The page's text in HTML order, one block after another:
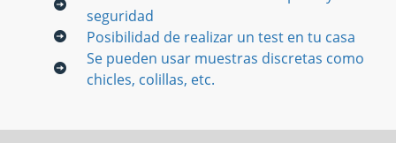
seguridad
Posibilidad de realizar un test en tu casa
Se pueden usar muestras discretas como
chicles, colillas, etc.